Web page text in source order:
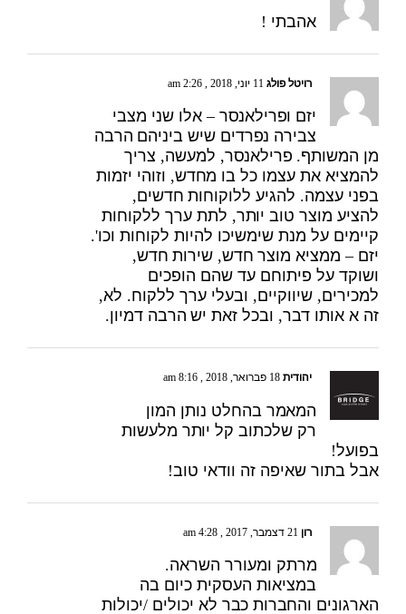
אהבתי !
רויטל פולג
יזם ופרילאנסר – אלו שני מצבי
צבירה נפרדים שיש ביניהם הרבה
מן המשותף. פרילאנסר, למעשה, צריך
להמציא את עצמו כל בו מחדש, וזוהי יזמות
בפני עצמה. להגיע ללוקוחות חדשים,
להציע מוצר טוב יותר, לתת ערך ללקוחות
קיימים על מנת שימשיכו להיות לקוחות וכו'.
יזם – ממציא מוצר חדש, שירות חדש,
ושוקד על פיתוחם עד שהם הופכים
למכירים, שיווקיים, ובעלי ערך ללקוח. לא,
זה א אותו דבר, ובכל זאת יש הרבה דמיון.
יהודית
המאמר בהחלט נותן המון
רק שלכתוב קל יותר מלעשות
בפועל!
אבל בתור שאיפה זה וודאי טוב!
רון
מרתק ומעורר השראה.
במציאות העסקית כיום בה
הארגונים והחברות כבר לא יכולים /יכולות